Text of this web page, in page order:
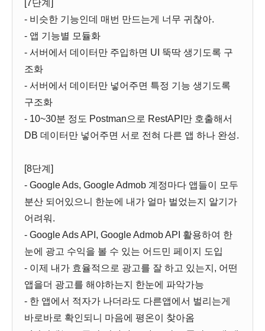
[7단계]
- 비슷한 기능인데 매번 만드는게 너무 귀찮아.
- 앱 기능별 모듈화
- 서버에서 데이터만 주입하면 UI 뚝딱 생기도록 구
조화
- 서버에서 데이터만 넣어주면 특정 기능 생기도록
구조화
- 10~30분 정도 Postman으로 RestAPI만 호출해서
DB 데이터만 넣어주면 서로 전혀 다른 앱 하나 완성.
[8단계]
- Google Ads, Google Admob 계정마다 앱들이 모두
분산 되어있으니 한눈에 내가 얼마 벌었는지 알기가
어려워.
- Google Ads API, Google Admob API 활용하여 한
눈에 광고 수익을 볼 수 있는 어드민 페이지 도입
- 이제 내가 효율적으로 광고를 잘 하고 있는지, 어떤
앱을더 광고를 해야하는지 한눈에 파악가능
- 한 앱에서 적자가 나더라도 다른앱에서 벌리는게
바로바로 확인되니 마음에 평온이 찾아옴